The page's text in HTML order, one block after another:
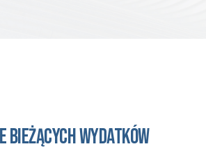
bieżących wydatków